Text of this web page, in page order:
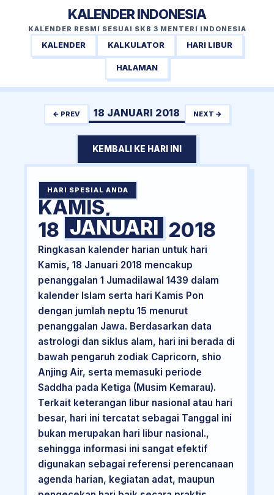
KALENDER INDONESIA
KALENDER RESMI SESUAI SKB 3 MENTERI INDONESIA
KALENDER KALKULATOR HARI LIBUR
HALAMAN
← PREV 18 JANUARI 2018 NEXT →
KEMBALI KE HARI INI
HARI SPESIAL ANDA
KAMIS,
18 JANUARI 2018
Ringkasan kalender harian untuk hari
Kamis, 18 Januari 2018 mencakup
penanggalan 1 Jumadilawal 1439 dalam
kalender Islam serta hari Kamis Pon
dengan jumlah neptu 15 menurut
penanggalan Jawa. Berdasarkan data
astrologi dan siklus alam, hari ini berada di
bawah pengaruh zodiak Capricorn, shio
Anjing Air, serta memasuki periode
Saddha pada Ketiga (Musim Kemarau).
Terkait keterangan libur nasional atau hari
besar, hari ini tercatat sebagai Tanggal ini
bukan merupakan hari libur nasional.,
sehingga informasi ini sangat efektif
digunakan sebagai referensi perencanaan
agenda harian, kegiatan adat, maupun